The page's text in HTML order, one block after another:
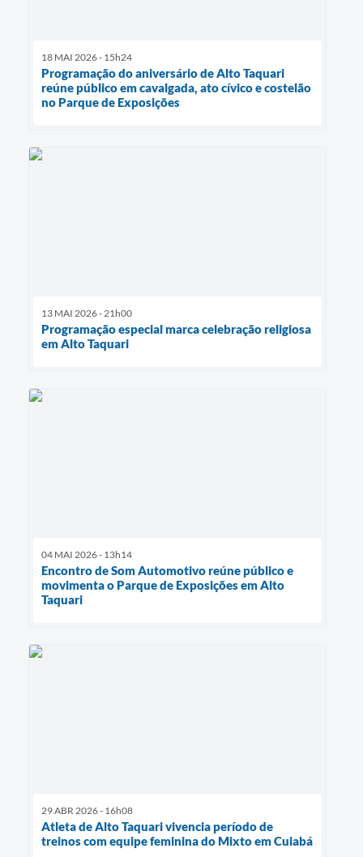
18 MAI 2026 - 15h24
Programação do aniversário de Alto Taquari
reúne público em cavalgada, ato cívico e costelão
no Parque de Exposições
13 MAI 2026 - 21h00
Programação especial marca celebração religiosa
em Alto Taquari
04 MAI 2026 - 13h14
Encontro de Som Automotivo reúne público e
movimenta o Parque de Exposições em Alto
Taquari
29 ABR 2026 - 16h08
Atleta de Alto Taquari vivencia período de
treinos com equipe feminina do Mixto em Cuiabá